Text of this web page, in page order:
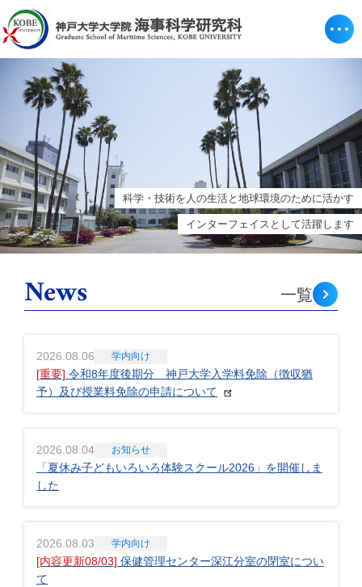
科学・技術を人の生活と地球環境のために活かす
インターフェイスとして活躍します
News 一覧
2026.08.06 学内向け
[重要] 令和8年度後期分 神戸大学入学料免除（徴収猶
予）及び授業料免除の申請について
2026.08.04 お知らせ
「夏休み子どもいろいろ体験スクール2026」を開催しま
した
2026.08.03 学内向け
[内容更新08/03] 保健管理センター深江分室の閉室につい
て